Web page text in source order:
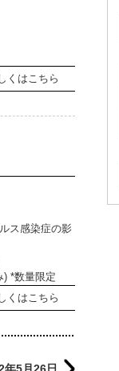
くはこちら
ス感染症の影
) *数量限定
くはこちら